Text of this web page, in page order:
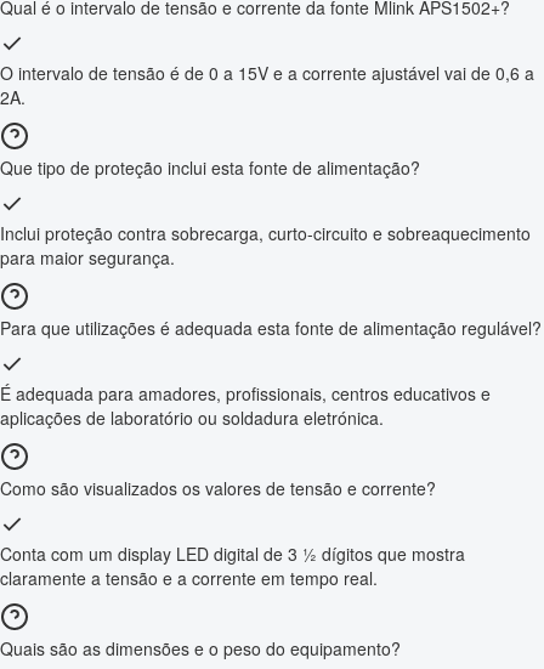
Qual é o intervalo de tensão e corrente da fonte Mlink APS1502+?
O intervalo de tensão é de 0 a 15V e a corrente ajustável vai de 0,6 a
2A.
Que tipo de proteção inclui esta fonte de alimentação?
Inclui proteção contra sobrecarga, curto-circuito e sobreaquecimento
para maior segurança.
Para que utilizações é adequada esta fonte de alimentação regulável?
É adequada para amadores, profissionais, centros educativos e
aplicações de laboratório ou soldadura eletrónica.
Como são visualizados os valores de tensão e corrente?
Conta com um display LED digital de 3 ½ dígitos que mostra
claramente a tensão e a corrente em tempo real.
Quais são as dimensões e o peso do equipamento?